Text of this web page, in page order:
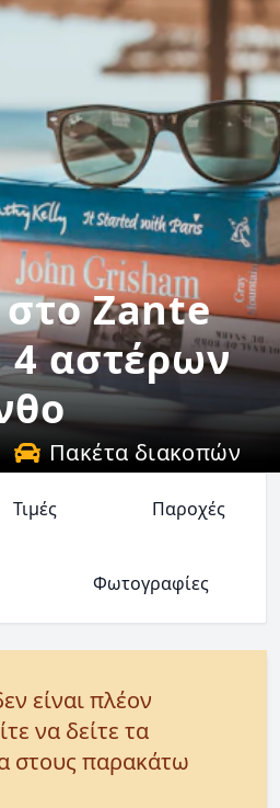
Zante
4 αστέρων
Πακέτα διακοπών
Τιμές Παροχές
Φωτογραφίες
είναι πλέον
να δείτε τα
στους παρακάτω